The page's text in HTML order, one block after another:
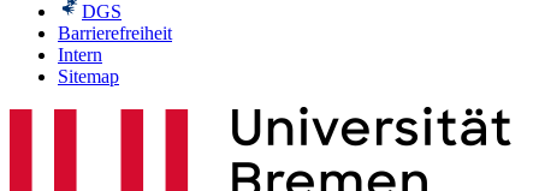
DGS
Barrierefreiheit
Intern
Sitemap